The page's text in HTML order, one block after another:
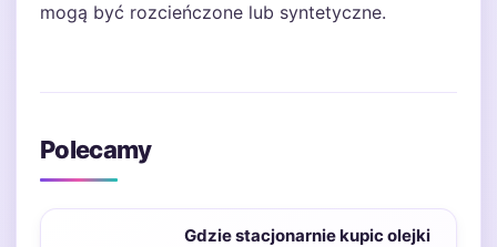
mogą być rozcieńczone lub syntetyczne.
Polecamy
Gdzie stacjonarnie kupic olejki